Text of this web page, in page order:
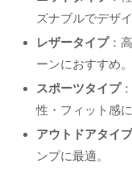
ズナブルでデザ
レザータイプ：
ーンにおすすめ。
スポーツタイプ
性・フィット感
アウトドアタイプ
ンプに最適。